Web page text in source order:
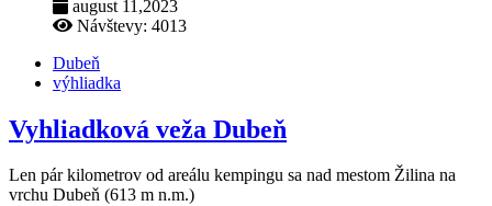
august 11,2023
Návštevy: 4013
Dubeň
výhliadka
Vyhliadková veža Dubeň
Len pár kilometrov od areálu kempingu sa nad mestom Žilina na
vrchu Dubeň (613 m n.m.)